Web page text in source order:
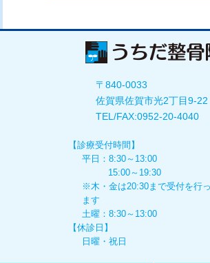
〒840-0033
佐賀県佐賀市光2丁目9-22
TEL/FAX:0952-20-4040
【診療受付時間】
平日：8:30～13:00
15:00～19:30
※木・金は20:30まで受付を行
ます
土曜：8:30～13:00
【休診日】
日曜・祝日